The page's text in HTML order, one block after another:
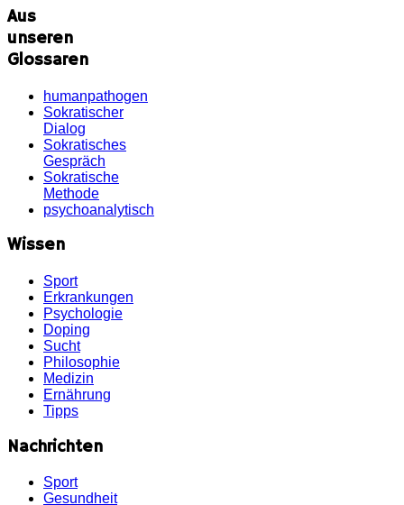
Aus
unseren
Glossaren
humanpathogen
Sokratischer
Dialog
Sokratisches
Gespräch
Sokratische
Methode
psychoanalytisch
Wissen
Sport
Erkrankungen
Psychologie
Doping
Sucht
Philosophie
Medizin
Ernährung
Tipps
Nachrichten
Sport
Gesundheit